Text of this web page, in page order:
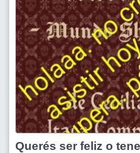
Querés ser feliz o